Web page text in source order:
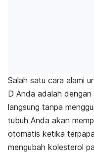
Salah satu cara alami
D Anda adalah dengan
langsung tanpa
tubuh Anda akan
otomatis ketika
mengubah kolesterol